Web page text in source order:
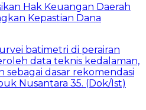
Hak Keuangan Daerah
Kepastian Dana